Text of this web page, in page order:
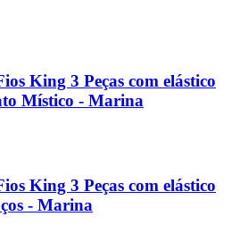
King 3 Peças com elástico
Místico - Marina
King 3 Peças com elástico
- Marina